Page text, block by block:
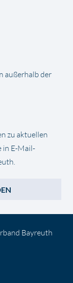
außerhalb der
zu aktuellen
in E-Mail-
Bayreuth